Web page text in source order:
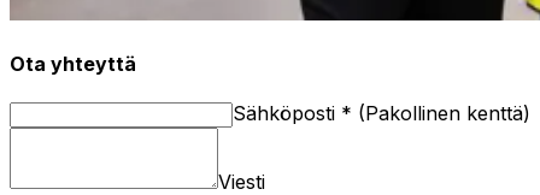
Ota yhteyttä
Sähköposti * (Pakollinen kenttä)
Viesti